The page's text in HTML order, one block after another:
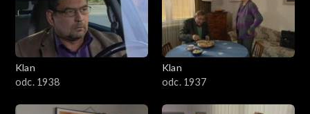
Klan
odc. 1938
Klan
odc. 1937